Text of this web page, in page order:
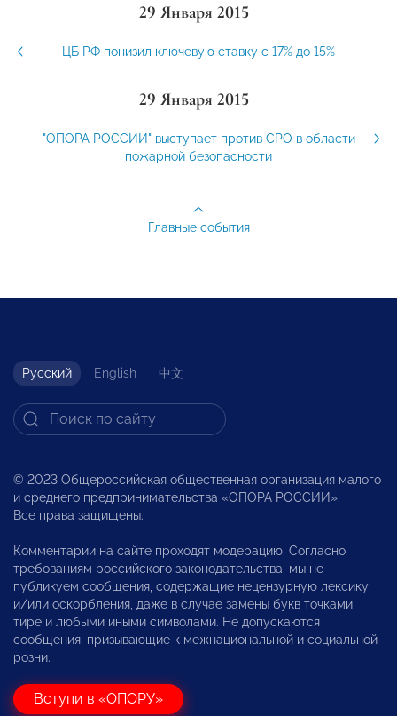
29 Января 2015
ЦБ РФ понизил ключевую ставку с 17% до 15%
29 Января 2015
"ОПОРА РОССИИ" выступает против СРО в области
пожарной безопасности
Главные события
Русский English 中文
© 2023 Общероссийская общественная организация малого
и среднего предпринимательства «ОПОРА РОССИИ».
Все права защищены.
Комментарии на сайте проходят модерацию. Согласно
требованиям российского законодательства, мы не
публикуем сообщения, содержащие нецензурную лексику
и/или оскорбления, даже в случае замены букв точками,
тире и любыми иными символами. Не допускаются
сообщения, призывающие к межнациональной и социальной
розни.
Вступи в «ОПОРУ»